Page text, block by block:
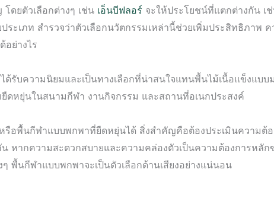
ดยตัวเลือกต่างๆ เช่น เอ็นบีฟลอร์ จะให้ประโยชน์ที่แตกต่างกัน
ะเภท สำรวจว่าตัวเลือกนวัตกรรมเหล่านี้ช่วยเพิ่มประสิทธิภาพ
ย่างไร
รับความนิยมและเป็นทางเลือกที่น่าสนใจแทนพื้นไม้เนื้อแข็งแบบ
หยุ่นในสนามกีฬา งานกิจกรรม และสถานที่อเนกประสงค์
อพื้นกีฬาแบบพกพาที่ยืดหยุ่นได้ สิ่งสำคัญคือต้องประเมินความต้อ
หากความสะดวกสบายและความคล่องตัวเป็นความต้องการหลั
พื้นกีฬาแบบพกพาจะเป็นตัวเลือกด้านเสียงอย่างแน่นอน